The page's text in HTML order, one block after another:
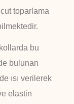
toparlama
bu
bulunan
ısı verilerek
elastin